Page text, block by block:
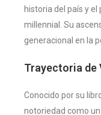
historia del país y
millennial. Su
generacional en la
Trayectoria de
Conocido por su
notoriedad como